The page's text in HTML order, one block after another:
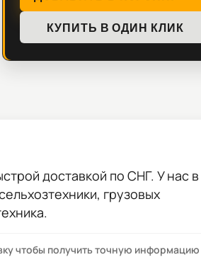
КУПИТЬ В ОДИН КЛИК
доставкой по СНГ. У нас в
грузовых
чтобы получить точную информацию